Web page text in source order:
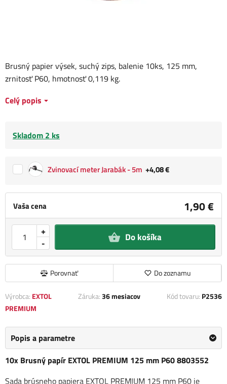
Vaša cena 1,90 €
-
+ Do košíka
Porovnať Do zoznamu
Brusný papier výsek, suchý zips, balenie 10ks, 125 mm,
zrnitosť P60, hmotnosť 0,119 kg.
Celý popis
Skladom 2 ks
Zvinovací meter Jarabák - 5m +4,08 €
Výrobca: EXTOL
PREMIUM
Záruka:36 mesiacov Kód tovaru: P2536
Popis a parametre
10x Brusný papír EXTOL PREMIUM 125 mm P60 8803552
Sada brúsneho papiera EXTOL PREMIUM 125 mm P60 je